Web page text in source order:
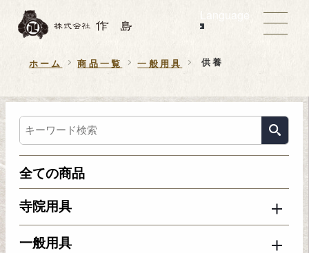
Language
ホーム 商品一覧 一般用具 供養
全ての商品
寺院用具
一般用具